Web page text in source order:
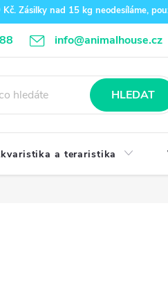
Zásilky nad 15 kg neodesíláme,
info@animalhouse.cz
a platba Kontakty
HLEDAT
a teraristika